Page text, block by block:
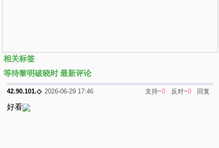
相关标签
等待黎明破晓时 最新评论
42.90.101.◇ 2026-06-29 17:46 支持~0 反对~0 回复
好看